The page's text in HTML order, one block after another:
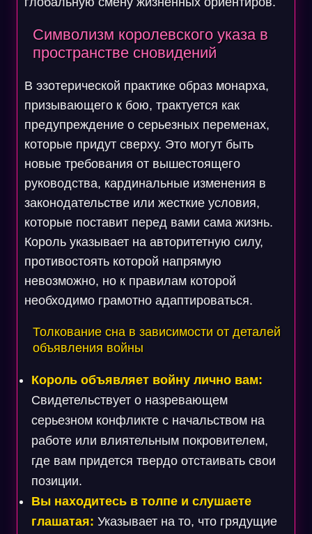
Символизм королевского указа в
пространстве сновидений
В эзотерической практике образ монарха,
призывающего к бою, трактуется как
предупреждение о серьезных переменах,
которые придут сверху. Это могут быть
новые требования от вышестоящего
руководства, кардинальные изменения в
законодательстве или жесткие условия,
которые поставит перед вами сама жизнь.
Король указывает на авторитетную силу,
противостоять которой напрямую
невозможно, но к правилам которой
необходимо грамотно адаптироваться.
Толкование сна в зависимости от деталей
объявления войны
Король объявляет войну лично вам:
Свидетельствует о назревающем
серьезном конфликте с начальством на
работе или влиятельным покровителем,
где вам придется твердо отстаивать свои
позиции.
Вы находитесь в толпе и слушаете
глашатая: Указывает на то, что грядущие